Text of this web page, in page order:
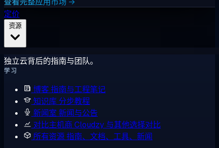
定价
独立云背后的指南与团队。
学习
博客指南与工程笔记
知识库 分步教程
新闻室 新闻与公告
对比主机商 Cloudzy 与其他选择对比
所有资源指南、文档、工具、新闻